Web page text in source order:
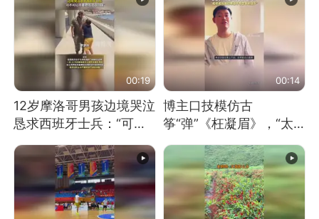
00:19
12岁摩洛哥男孩边境哭泣
恳求西班牙士兵：“可不
可以不要把我遣返回国”
00:14
博主口技模仿古
筝“弹”《枉凝眉》，“太
像了～你是吃古筝长大的
吗？”“或将成为首位考级
不带古筝的选手。”（来
源：新华每日电讯）